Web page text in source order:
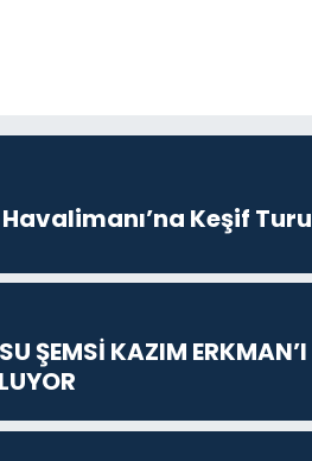
Keşif Turu
ŞEMSİ KAZIM ERKMAN’I